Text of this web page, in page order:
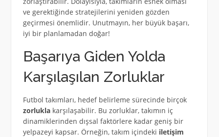
ve gerektiğinde stratejilerini yeniden gözden
geçirmesi önemlidir. Unutmayın, her büyük başarı,
iyi bir planlamadan doğar!
Başarıya Giden Yolda
Karşılaşılan Zorluklar
Futbol takımları, hedef belirleme sürecinde birçok
zorluklakarşılaşabilir. Bu zorluklar, takımın iç
dinamiklerinden dışsal faktörlere kadar geniş bir
yelpazeyi kapsar. Örneğin, takım içindeki iletişim